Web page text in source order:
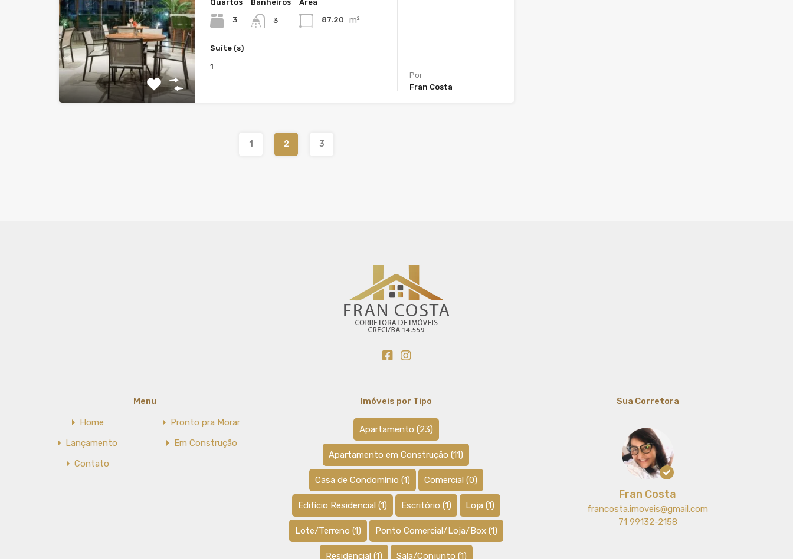
Quartos
3
Banheiros
3
Área
87.20 m²
Suíte (s)
1
Por
Fran Costa
1 2 3
Menu
Home
Pronto pra Morar
Lançamento
Em Construção
Contato
Imóveis por Tipo
Apartamento (23)
Apartamento em Construção (11)
Casa de Condomínio (1) Comercial (0)
Edifício Residencial (1) Escritório (1) Loja (1)
Lote/Terreno (1) Ponto Comercial/Loja/Box(1)
Residencial (1) Sala/Conjunto (1)
Sua Corretora
Fran Costa
francosta.imoveis@gmail.com
71 99132-2158